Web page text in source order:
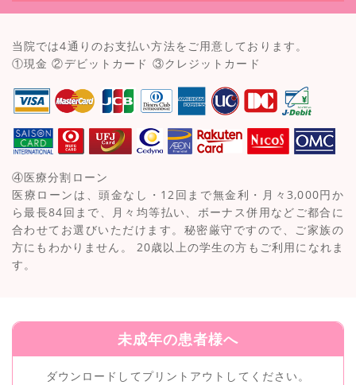
当院では4通りのお支払い方法をご用意しております。
①現金 ②デビットカード ③クレジットカード
④医療分割ローン
医療ローンは、頭金なし・12回まで無金利・月々3,000円か
ら最長84回まで、月々均等払い、ボーナス併用などご都合に
合わせてお選びいただけます。秘密厳守ですので、ご家族の
方にもわかりません。 20歳以上の学生の方もご利用になれま
す。
未成年の患者様へ
ダウンロードしてプリントアウトしてください。